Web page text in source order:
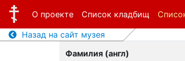
О проекте Список кладбищ
Назад на сайт музея
Фамилия (англ)